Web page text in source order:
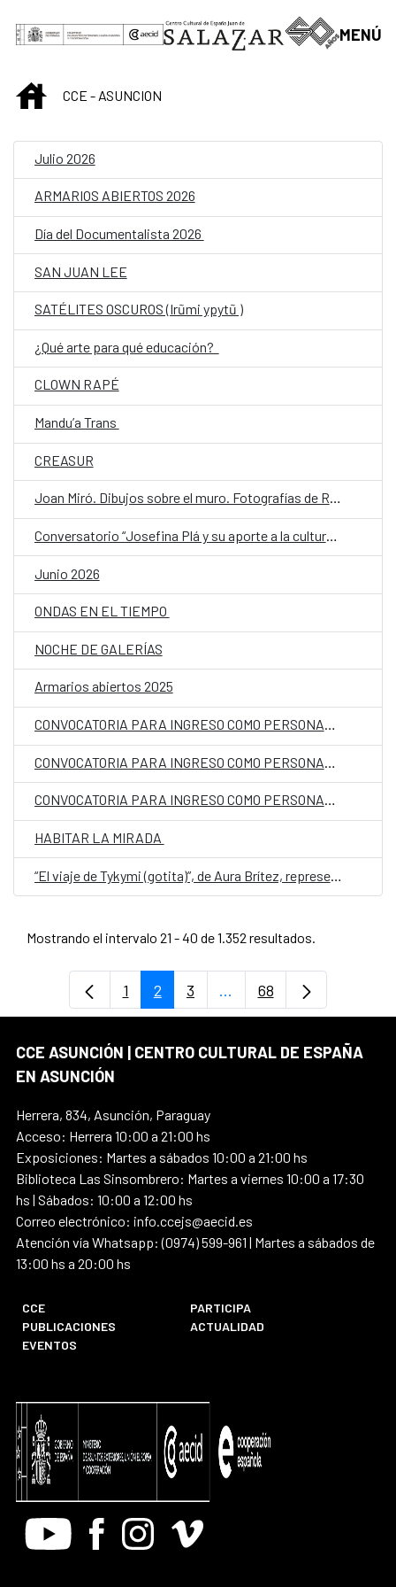
Saltar al contenido principal
MENÚ
INICIOCCE - ASUNCION
Julio 2026
ARMARIOS ABIERTOS 2026
Día del Documentalista 2026
SAN JUAN LEE
SATÉLITES OSCUROS (Irũmi ypytũ )
¿Qué arte para qué educación?
CLOWN RAPÉ
Mandu’a Trans
CREASUR
Joan Miró. Dibujos sobre el muro. Fotografías de Rif Spahni
Conversatorio “Josefina Plá y su aporte a la cultura del Paraguay” en la FIL
Junio 2026
ONDAS EN EL TIEMPO
NOCHE DE GALERÍAS
Armarios abiertos 2025
CONVOCATORIA PARA INGRESO COMO PERSONAL LABORAL FIJO EN LA EMBAJADA DE ESPAÑA EN ASUNCIÓN, PARAGUAY, CON LA CATEGORIA DE AUXILIAR PT 05360373
CONVOCATORIA PARA INGRESO COMO PERSONAL LABORAL FIJO EN LA EMBAJADA DE ESPAÑA EN ASUNCIÓN, PARAGUAY, CON LA CATEGORIA DE MAYORDOMO
HABITAR LA MIRADA
“El viaje de Tykymi (gotita)”, de Aura Brítez, representa a Paraguay en la quinta edición de Cuentos en Red
Mostrando el intervalo 21 - 40 de 1.352 resultados.
Página
1 Página
2 Página
3 ...Páginas intermedias
Página
68
CCE ASUNCIÓN | CENTRO CULTURAL DE ESPAÑA
EN ASUNCIÓN
Herrera, 834, Asunción, Paraguay
Acceso: Herrera 10:00 a 21:00 hs
Exposiciones: Martes a sábados 10:00 a 21:00 hs
Biblioteca Las Sinsombrero: Martes a viernes 10:00 a 17:30
hs | Sábados: 10:00 a 12:00 hs
Correo electrónico: info.ccejs@aecid.es
Atención vía Whatsapp: (0974) 599-961 | Martes a sábados de
13:00 hs a 20:00 hs
CCE
PARTICIPA
PUBLICACIONES
ACTUALIDAD
EVENTOS
Youtube FacebookInstagram
Vimeo